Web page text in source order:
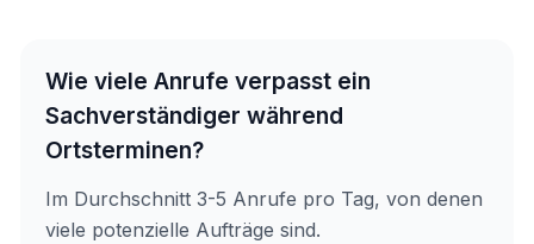
Wie viele Anrufe verpasst ein
Sachverständiger während
Ortsterminen?
Im Durchschnitt 3-5 Anrufe pro Tag, von denen
viele potenzielle Aufträge sind.